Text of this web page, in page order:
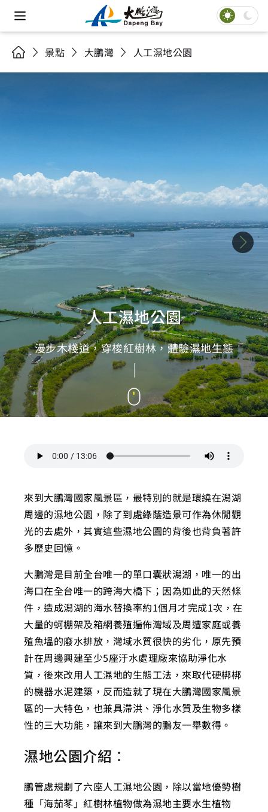
景點 大鵬灣 人工濕地公園
人工濕地公園
漫步木棧道，穿梭紅樹林，體驗濕地生態
來到大鵬灣國家風景區，最特別的就是環繞在潟湖
周邊的濕地公園，除了到處綠蔭造景可作為休閒觀
光的去處外，其實這些濕地公園的背後也背負著許
多歷史回憶。
大鵬灣是目前全台唯一的單口囊狀潟湖，唯一的出
海口在全台唯一的跨海大橋下；因為如此的天然條
件，造成潟湖的海水替換率約1個月才完成1次，在
大量的蚵棚架及箱網養殖遍佈灣域及周遭家庭或養
殖魚塭的廢水排放，灣域水質很快的劣化，原先預
計在周邊興建至少5座汙水處理廠來協助淨化水
質，後來改用人工濕地的生態工法，來取代硬梆梆
的機器水泥建築，反而造就了現在大鵬灣國家風景
區的一大特色，也兼具滯洪、淨化水質及生物多樣
性的三大功能，讓來到大鵬灣的鵬友一舉數得。
濕地公園介紹：
鵬管處規劃了六座人工濕地公園，除以當地優勢樹
種「海茄苳」紅樹林植物做為濕地主要水生植物